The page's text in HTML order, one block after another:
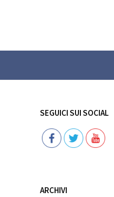
SEGUICI SUI SOCIAL
Follow
ARCHIVI